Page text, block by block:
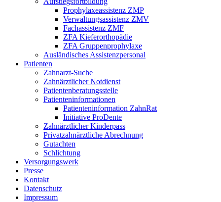
Prophylaxeassistenz ZMP
Verwaltungsassistenz ZMV
Fachassistenz ZMF
ZFA Kieferorthopädie
ZFA Gruppenprophylaxe
Ausländisches Assistenzpersonal
Patienten
Zahnarzt-Suche
Zahnärztlicher Notdienst
Patientenberatungsstelle
Patienteninformationen
Patienteninformation ZahnRat
Initiative ProDente
Zahnärztlicher Kinderpass
Privatzahnärztliche Abrechnung
Gutachten
Schlichtung
Versorgungswerk
Presse
Kontakt
Datenschutz
Impressum